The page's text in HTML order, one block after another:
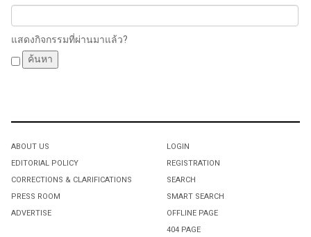
แสดงกิจกรรมที่ผ่านมาแล้ว?
ABOUT US
EDITORIAL POLICY
CORRECTIONS & CLARIFICATIONS
PRESS ROOM
ADVERTISE
LOGIN
REGISTRATION
SEARCH
SMART SEARCH
OFFLINE PAGE
404 PAGE